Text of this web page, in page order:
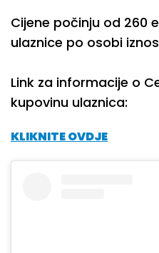
Cijene počinju od 260
ulaznice po osobi
Link za informacije o
kupovinu ulaznica:
KLIKNITE OVDJE